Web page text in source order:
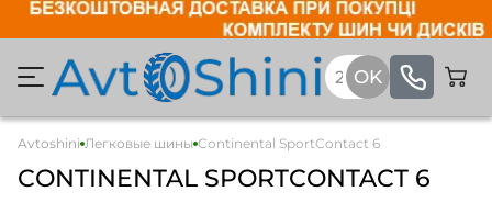
Avtoshini Легковые шины Continental SportContact 6
CONTINENTAL SPORTCONTACT 6